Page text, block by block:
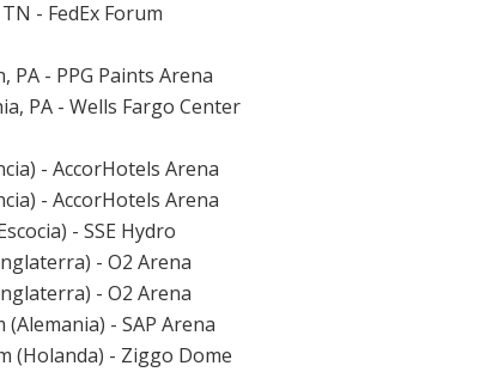
- FedEx Forum
PA - PPG Paints Arena
PA - Wells Fargo Center
- AccorHotels Arena
- AccorHotels Arena
- SSE Hydro
- O2 Arena
- O2 Arena
(Alemania) - SAP Arena
(Holanda) - Ziggo Dome